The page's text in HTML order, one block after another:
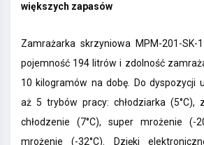
większych zapasów
Zamrażarka skrzyniowa MPM-201-SK-
pojemność 194 litrów i zdolność
10 kilogramów na dobę. Do dyspozycji
aż 5 trybów pracy: chłodziarka (5°C),
chłodzenie (7°C), super mrożenie (-
mrożenie (-32°C). Dzięki